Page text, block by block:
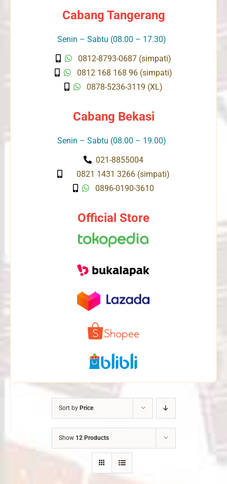
Cabang Tangerang
Senin – Sabtu (08.00 – 17.30)
0812-8793-0687 (simpati)
0812 168 168 96 (simpati)
0878-5236-3119 (XL)
Cabang Bekasi
Senin – Sabtu (08.00 – 19.00)
021-8855004
0821 1431 3266 (simpati)
0896-0190-3610
Official Store
Sort by Price
Show 12 Products